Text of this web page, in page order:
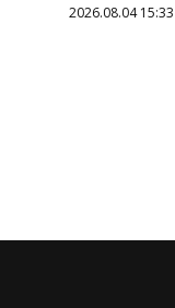
2026.08.04 15:33